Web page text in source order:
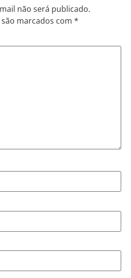
não será publicado.
marcados com *